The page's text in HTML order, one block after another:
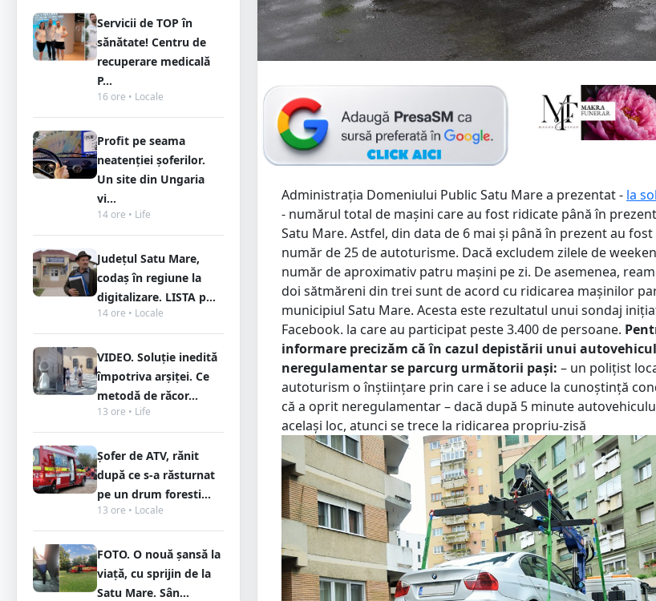
Servicii de TOP în
sănătate! Centru de
recuperare medicală
P...
16 ore • Locale
Profit pe seama
neatenției șoferilor.
Un site din Ungaria
vi...
14 ore • Life
Județul Satu Mare,
codaș în regiune la
digitalizare. LISTA p...
14 ore • Locale
VIDEO. Soluție inedită
împotriva arșiței. Ce
metodă de răcor...
13 ore • Life
Șofer de ATV, rănit
după ce s-a răsturnat
pe un drum foresti...
13 ore • Locale
FOTO. O nouă șansă la
viață, cu sprijin de la
Satu Mare. Sân...
Administrația Domeniului Public Satu Mare a prezentat - la
- numărul total de mașini care au fost ridicate până în
Satu Mare. Astfel, din data de 6 mai și până în prezent au
număr de 25 de autoturisme. Dacă excludem zilele de
număr de aproximativ patru mașini pe zi. De asemenea,
doi sătmăreni din trei sunt de acord cu ridicarea mașinilor
municipiul Satu Mare. Acesta este rezultatul unui sondaj
Facebook. la care au participat peste 3.400 de persoane.
informare precizăm că în cazul depistării unui
neregulamentar se parcurg următorii pași: – un polițist
autoturism o înștiințare prin care i se aduce la cunoștință
că a oprit neregulamentar – dacă după 5 minute
același loc, atunci se trece la ridicarea propriu-zisă